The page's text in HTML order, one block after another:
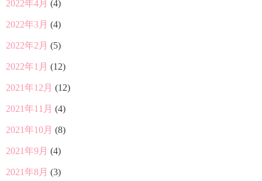
2022年4月 (4)
2022年3月 (4)
2022年2月 (5)
2022年1月 (12)
2021年12月 (12)
2021年11月 (4)
2021年10月 (8)
2021年9月 (4)
2021年8月 (3)